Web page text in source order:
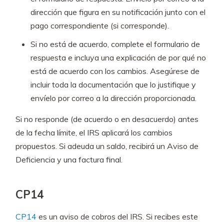
dirección que figura en su notificación junto con el
pago correspondiente (si corresponde).
Si no está de acuerdo, complete el formulario de
respuesta e incluya una explicación de por qué no
está de acuerdo con los cambios. Asegúrese de
incluir toda la documentación que lo justifique y
envíelo por correo a la dirección proporcionada.
Si no responde (de acuerdo o en desacuerdo) antes
de la fecha límite, el IRS aplicará los cambios
propuestos. Si adeuda un saldo, recibirá un Aviso de
Deficiencia y una factura final.
CP14
CP14 es un aviso de cobros del IRS. Si recibes este